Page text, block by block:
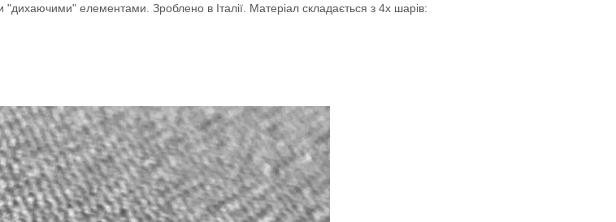
елементами. Зроблено в Італії. Матеріал складається з 4х шарів: